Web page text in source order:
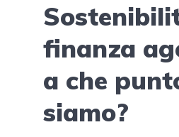
finanza
a che
siamo?